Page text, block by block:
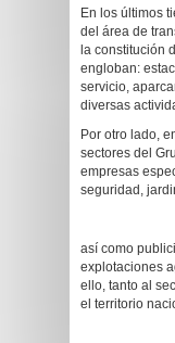
En los últimos
del área de
la constitución
engloban:
servicio,
diversas
Por otro lado,
sectores del
empresas
seguridad,
así como
explotaciones
ello, tanto al
el territorio